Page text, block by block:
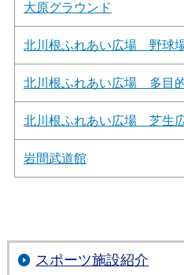
大原グラウンド
北川根ふれあい広場 野球
北川根ふれあい広場 多目
北川根ふれあい広場 芝生
岩間武道館
スポーツ施設紹介